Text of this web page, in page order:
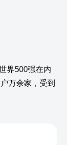
界500强在内
万余家，受到